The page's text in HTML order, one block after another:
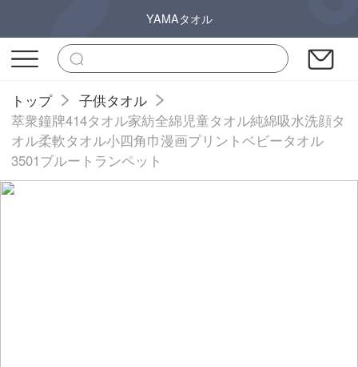
YAMAタオル
トップ
子供タオル
萃衆鐘牌414タオル家紡全綿児童タオル純綿吸水洗顔タ
オル柔軟タオル小四角巾漫画プリントベビータオル
3501ブルートランペット